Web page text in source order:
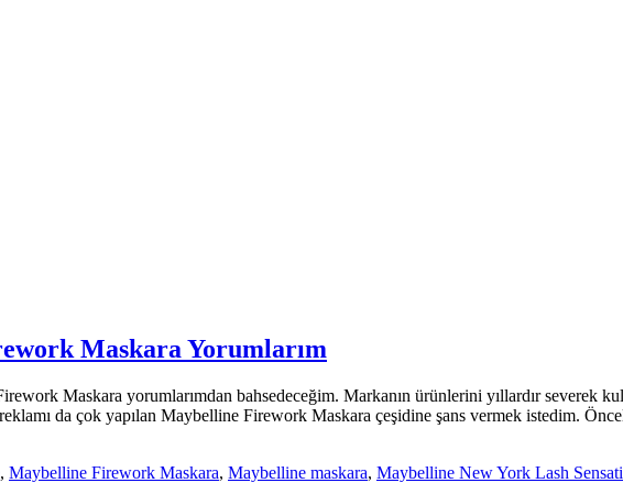
Maskara Yorumlarım
Maskara yorumlarımdan bahsedeceğim. Markanın ürünlerini yıllardır severek
da çok yapılan Maybelline Firework Maskara çeşidine şans vermek istedim.
, Maybelline Firework Maskara, Maybelline maskara, Maybelline New York Lash